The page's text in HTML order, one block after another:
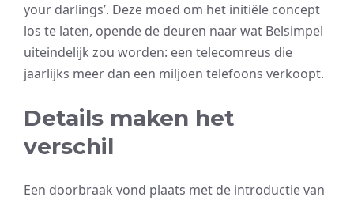
your darlings’. Deze moed om het initiële concept
los te laten, opende de deuren naar wat Belsimpel
uiteindelijk zou worden: een telecomreus die
jaarlijks meer dan een miljoen telefoons verkoopt.
Details maken het
verschil
Een doorbraak vond plaats met de introductie van